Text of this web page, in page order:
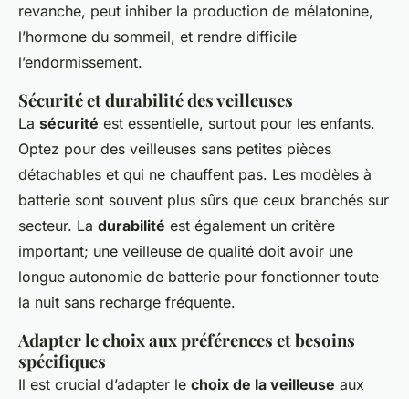
revanche, peut inhiber la production de mélatonine,
l’hormone du sommeil, et rendre difficile
l’endormissement.
Sécurité et durabilité des veilleuses
La sécurité est essentielle, surtout pour les enfants.
Optez pour des veilleuses sans petites pièces
détachables et qui ne chauffent pas. Les modèles à
batterie sont souvent plus sûrs que ceux branchés sur
secteur. La durabilité est également un critère
important; une veilleuse de qualité doit avoir une
longue autonomie de batterie pour fonctionner toute
la nuit sans recharge fréquente.
Adapter le choix aux préférences et besoins
spécifiques
Il est crucial d’adapter le choix de la veilleuse aux